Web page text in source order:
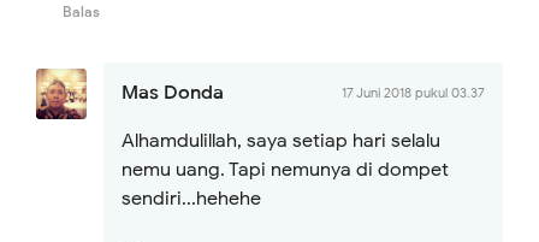
Balas
Mas Donda 17 Juni 2018 pukul 03.37
Alhamdulillah, saya setiap hari selalu
nemu uang. Tapi nemunya di dompet
sendiri...hehehe